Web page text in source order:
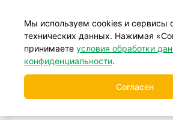
+7
Мы используем cookies и сервисы
технических данных. Нажимая
принимаете условия обработки
конфиденциальности.
Согласен